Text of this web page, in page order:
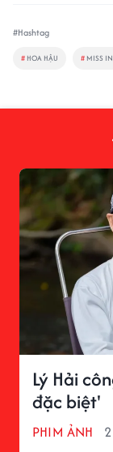
#Hashtag
# HOA HẬU # MISS
Lý Hải
đặc biệt'
PHIM ẢNH